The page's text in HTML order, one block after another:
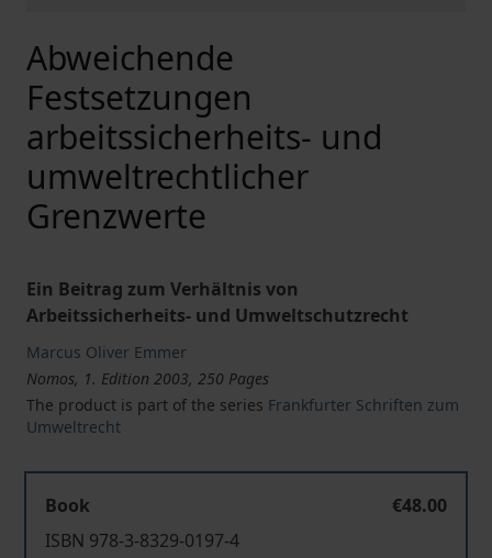
Abweichende
Festsetzungen
arbeitssicherheits- und
umweltrechtlicher
Grenzwerte
Ein Beitrag zum Verhältnis von
Arbeitssicherheits- und Umweltschutzrecht
Marcus Oliver Emmer
Nomos, 1. Edition 2003, 250 Pages
The product is part of the series Frankfurter Schriften zum
Umweltrecht
Book
€48.00
ISBN 978-3-8329-0197-4